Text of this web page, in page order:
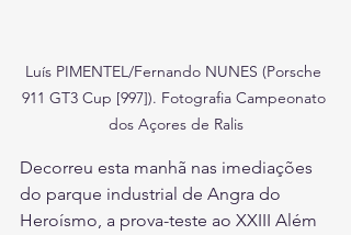
Luís PIMENTEL/Fernando NUNES (Porsche
911 GT3 Cup [997]). Fotografia Campeonato
dos Açores de Ralis
Decorreu esta manhã nas imediações
do parque industrial de Angra do
Heroísmo, a prova-teste ao XXIII Além